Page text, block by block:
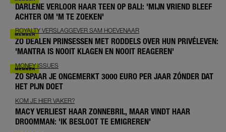
DARLENE VERLOOR HAAR TEEN OP BALI: 'MIJN VRIEND BLEEF
ACHTER OM 'M TE ZOEKEN'
ROYALTY VERSLAGGEVER SAM HOEVENAAR
ZO DEALEN PRINSESSEN MET RODDELS OVER HUN PRIVÉLEVEN:
'MANTRA IS NOOIT KLAGEN EN NOOIT REAGEREN'
MONEY ISSUES
ZO SPAAR JE ONGEMERKT 3000 EURO PER JAAR ZÓNDER DAT
HET PIJN DOET
KOM JE HIER VAKER?
MACY VERLIEST HAAR ZONNEBRIL, MAAR VINDT HAAR
DROOMMAN: 'IK BESLOOT TE EMIGREREN'